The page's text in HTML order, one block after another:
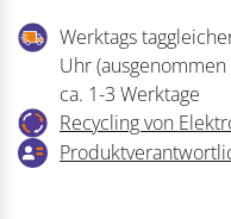
Werktags
Uhr
ca. 1-3 Werktage
Recycling von